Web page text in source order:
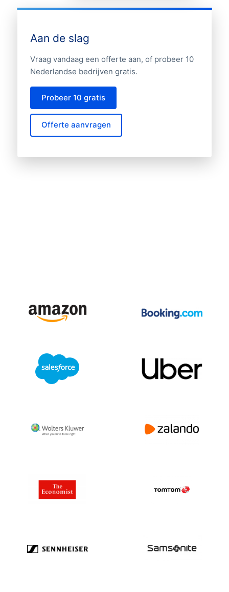
Aan de slag
Vraag vandaag een offerte aan, of probeer 10
Nederlandse bedrijven gratis.
Probeer 10 gratis
Offerte aanvragen